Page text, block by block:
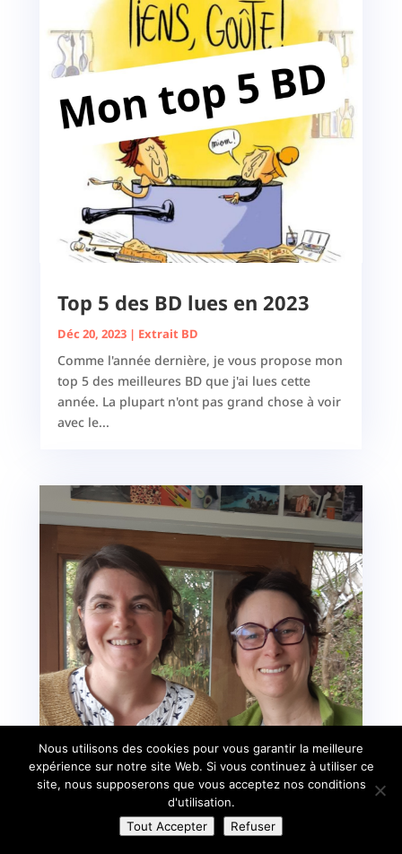
Top 5 des BD lues en 2023
Déc 20, 2023| Extrait BD
Comme l'année dernière, je vous propose mon
top 5 des meilleures BD que j'ai lues cette
année. La plupart n'ont pas grand chose à voir
avec le...
Nous utilisons des cookies pour vous garantir la meilleure
expérience sur notre site Web. Si vous continuez à utiliser ce
site, nous supposerons que vous acceptez nos conditions
d'utilisation.
Tout Accepter
Refuser